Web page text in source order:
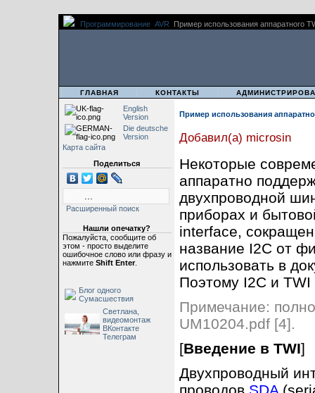
Программирование AVR Пример использования аппаратного
| ГЛАВНАЯ | КОНТАКТЫ |
English
Version
Die deutsche
Version
Карта сайта
Поделиться
Расширенный поиск
Нашли опечатку?
Пожалуйста, сообщите об
этом - просто выделите
ошибочное слово или фразу и
нажмите Shift Enter.
Блог одного
Сумасшествия
Светлана,
видеомонтаж
ВКонтакте
Телеграм
Пример использования
Добавил(а) microsin
Некоторые
аппаратно
двухпроводной
приборах и
interface,
название I2C от
использовать в
Поэтому I2C и
Примечание:
UM10204.pdf [4].
[Введение в TWI]
Двухпроводный